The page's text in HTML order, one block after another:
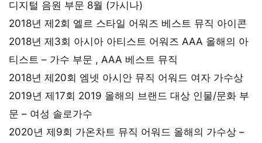
디지털 음원 부문 8월 (가시나)
2018년 제2회 엘르 스타일 어워즈 베스트 뮤직 아이콘
2018년 제3회 아시아 아티스트 어워즈 AAA 올해의 아
티스트 – 가수 부문 , AAA 베스트 뮤직
2018년 제20회 엠넷 아시안 뮤직 어워드 여자 가수상
2019년 제17회 2019 올해의 브랜드 대상 인물/문화 부
문 – 여성 솔로가수
2020년 제9회 가온차트 뮤직 어워드 올해의 가수상 –